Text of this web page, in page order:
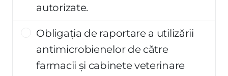
autorizate.
Obligația de raportare a utilizării
antimicrobienelor de către
farmacii și cabinete veterinare